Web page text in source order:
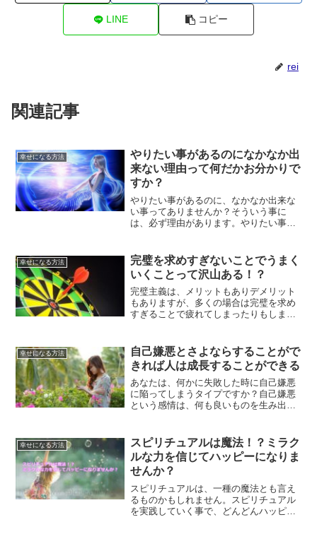
LINE コピー
rei
関連記事
幸せになる方法
やりたい事があるのになかなか出
来ない理由って何だかお分かりで
すか？
やりたい事があるのに、なかなか出来な
い事ってありませんか？そういう事に
は、必ず理由があります。やりたい事が
考えてみてください。答えが出るはずで
す。
幸せになる方法
完璧を求めすぎないことでうまく
いくことって沢山ある！？
完璧主義は、メリットもありデメリット
もありますが、多くの場合は完璧を求め
すぎることで疲れてしまったりもしま
うことについて、解説していきます。
幸せになる方法
自己嫌悪とさよならすることがで
きれば人は成長することができる
あなたは、何かに失敗した時に自己嫌悪
に陥ってしまうタイプですか？自己嫌悪
という感情は、何も良いものを生み出し
ついて、ご紹介します。
幸せになる方法
スピリチュアルは魔法！？ミラク
ルな力を信じてハッピーになりま
せんか？
スピリチュアルは、一種の魔法とも言え
るものかもしれません。スピリチュアル
を実践していく事で、どんどんハッピー